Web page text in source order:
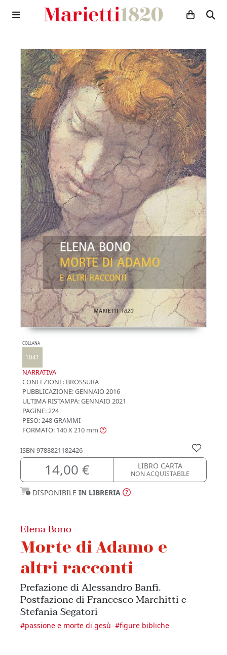
COLLANA
1041
NARRATIVA
CONFEZIONE: BROSSURA
PUBBLICAZIONE:GENNAIO 2016
ULTIMA RISTAMPA:GENNAIO 2021
PAGINE: 224
PESO: 248 GRAMMI
FORMATO: 140 X 210 mm
ISBN 9788821182426
14,00 € LIBRO CARTA
NON ACQUISTABILE
DISPONIBILE IN LIBRERIA
Elena Bono
Morte di Adamo e
altri racconti
Prefazione di Alessandro Banfi.
Postfazione di Francesco Marchitti e
Stefania Segatori
#passione e morte di gesù #figure bibliche